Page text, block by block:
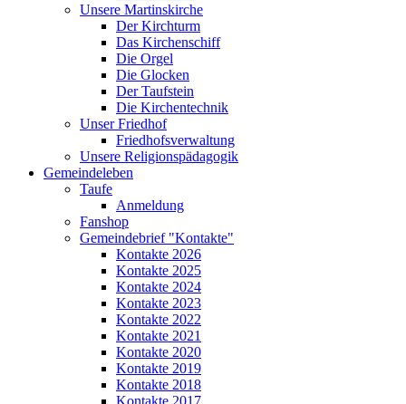
Unsere Martinskirche
Der Kirchturm
Das Kirchenschiff
Die Orgel
Die Glocken
Der Taufstein
Die Kirchentechnik
Unser Friedhof
Friedhofsverwaltung
Unsere Religionspädagogik
Gemeindeleben
Taufe
Anmeldung
Fanshop
Gemeindebrief "Kontakte"
Kontakte 2026
Kontakte 2025
Kontakte 2024
Kontakte 2023
Kontakte 2022
Kontakte 2021
Kontakte 2020
Kontakte 2019
Kontakte 2018
Kontakte 2017